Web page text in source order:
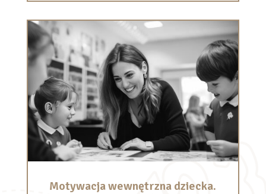
Motywacja wewnętrzna dziecka.